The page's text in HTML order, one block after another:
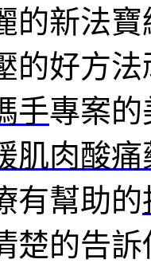
的新法
的好方
手專案
肌肉酸痛
有幫助的
楚的告訴